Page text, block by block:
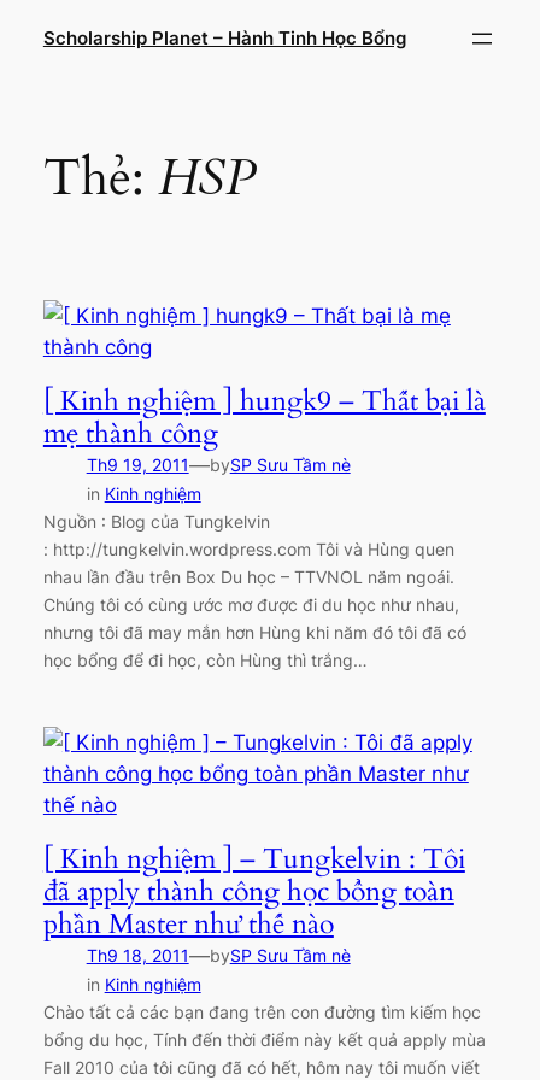
Scholarship Planet – Hành Tinh Học Bổng
Thẻ: HSP
[ Kinh nghiệm ] hungk9 – Thất bại là
mẹ thành công
Th9 19, 2011—bySP Sưu Tầm nè
in Kinh nghiệm
Nguồn : Blog của Tungkelvin
: http://tungkelvin.wordpress.com Tôi và Hùng quen
nhau lần đầu trên Box Du học – TTVNOL năm ngoái.
Chúng tôi có cùng ước mơ được đi du học như nhau,
nhưng tôi đã may mắn hơn Hùng khi năm đó tôi đã có
học bổng để đi học, còn Hùng thì trắng…
[ Kinh nghiệm ] – Tungkelvin : Tôi
đã apply thành công học bổng toàn
phần Master như thế nào
Th9 18, 2011—bySP Sưu Tầm nè
in Kinh nghiệm
Chào tất cả các bạn đang trên con đường tìm kiếm học
bổng du học, Tính đến thời điểm này kết quả apply mùa
Fall 2010 của tôi cũng đã có hết, hôm nay tôi muốn viết